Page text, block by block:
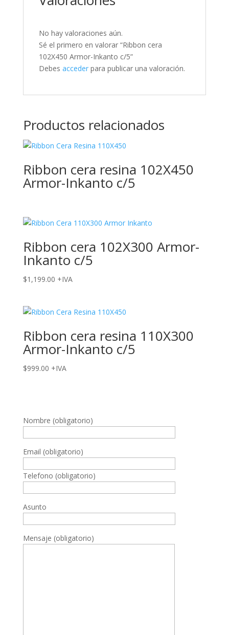
No hay valoraciones aún.
Sé el primero en valorar “Ribbon cera
102X450 Armor-Inkanto c/5”
Debes accederpara publicar una valoración.
Productos relacionados
Ribbon cera resina 102X450
Armor-Inkanto c/5
Ribbon cera 102X300 Armor-
Inkanto c/5
$1,199.00 +IVA
Ribbon cera resina 110X300
Armor-Inkanto c/5
$999.00 +IVA
Nombre (obligatorio)
Email (obligatorio)
Telefono (obligatorio)
Asunto
Mensaje (obligatorio)